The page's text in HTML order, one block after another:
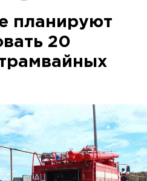
планируют
20